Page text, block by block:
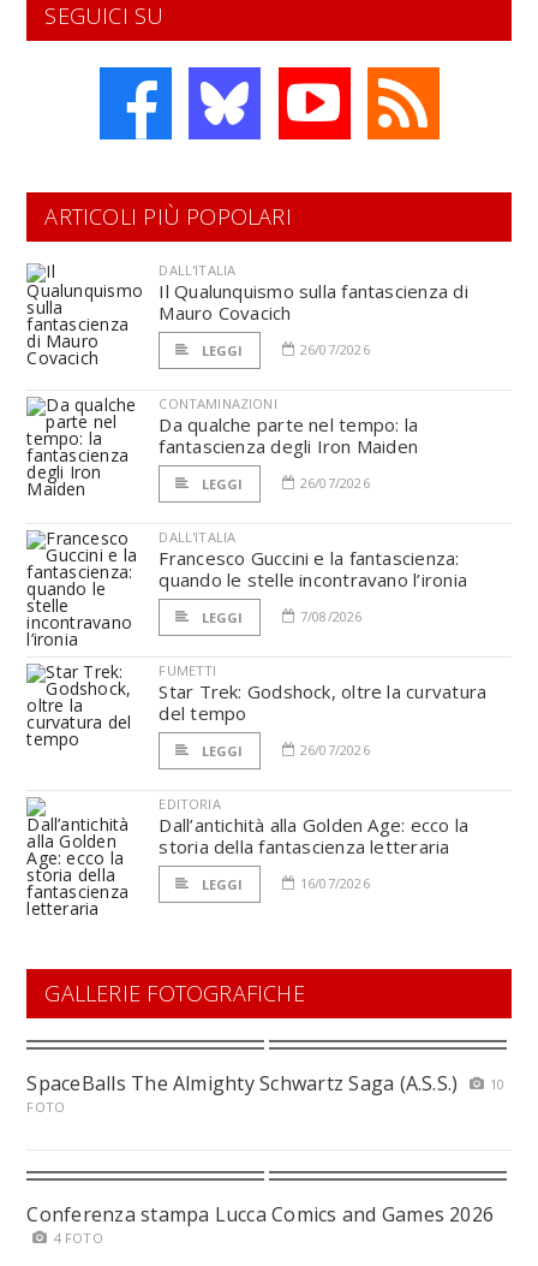
SEGUICI SU
ARTICOLI PIÙ POPOLARI
DALL'ITALIA
Il Qualunquismo sulla fantascienza di
Mauro Covacich
LEGGI 26/07/2026
CONTAMINAZIONI
Da qualche parte nel tempo: la
fantascienza degli Iron Maiden
LEGGI 26/07/2026
DALL'ITALIA
Francesco Guccini e la fantascienza:
quando le stelle incontravano l’ironia
LEGGI 7/08/2026
FUMETTI
Star Trek: Godshock, oltre la curvatura
del tempo
LEGGI 26/07/2026
EDITORIA
Dall’antichità alla Golden Age: ecco la
storia della fantascienza letteraria
LEGGI 16/07/2026
GALLERIE FOTOGRAFICHE
SpaceBalls The Almighty Schwartz Saga (A.S.S.)
10
FOTO
Conferenza stampa Lucca Comics and Games 2026
4 FOTO